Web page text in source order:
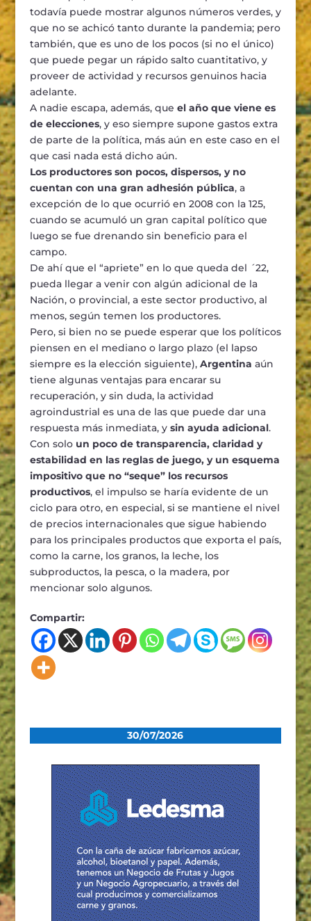
todavía puede mostrar algunos números verdes, y
que no se achicó tanto durante la pandemia; pero
también, que es uno de los pocos (si no el único)
que puede pegar un rápido salto cuantitativo, y
proveer de actividad y recursos genuinos hacia
adelante.
A nadie escapa, además, que el año que viene es
de elecciones, y eso siempre supone gastos extra
de parte de la política, más aún en este caso en el
que casi nada está dicho aún.
Los productores son pocos, dispersos, y no
cuentan con una gran adhesión pública, a
excepción de lo que ocurrió en 2008 con la 125,
cuando se acumuló un gran capital político que
luego se fue drenando sin beneficio para el
campo.
De ahí que el “apriete” en lo que queda del ´22,
pueda llegar a venir con algún adicional de la
Nación, o provincial, a este sector productivo, al
menos, según temen los productores.
Pero, si bien no se puede esperar que los políticos
piensen en el mediano o largo plazo (el lapso
siempre es la elección siguiente), Argentina aún
tiene algunas ventajas para encarar su
recuperación, y sin duda, la actividad
agroindustrial es una de las que puede dar una
respuesta más inmediata, y sin ayuda adicional.
Con solo un poco de transparencia, claridad y
estabilidad en las reglas de juego, y un esquema
impositivo que no “seque” los recursos
productivos, el impulso se haría evidente de un
ciclo para otro, en especial, si se mantiene el nivel
de precios internacionales que sigue habiendo
para los principales productos que exporta el país,
como la carne, los granos, la leche, los
subproductos, la pesca, o la madera, por
mencionar solo algunos.
Compartir:
30/07/2026